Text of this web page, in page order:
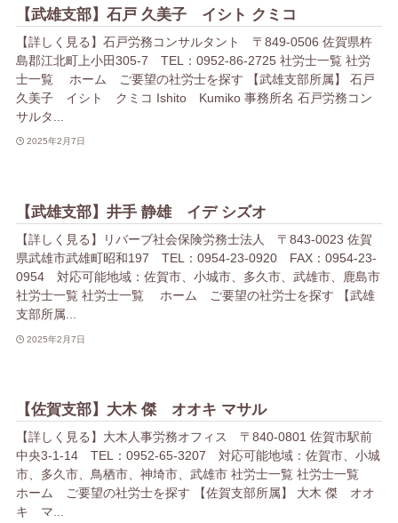
【武雄支部】石戸 久美子 イシト クミコ
【詳しく見る】石戸労務コンサルタント 〒849-0506 佐賀県杵
島郡江北町上小田305-7 TEL：0952-86-2725 社労士一覧 社労
士一覧 ホーム ご要望の社労士を探す 【武雄支部所属】 石戸
久美子 イシト クミコ Ishito Kumiko 事務所名 石戸労務コン
サルタ...
2025年2月7日
【武雄支部】井手 静雄 イデ シズオ
【詳しく見る】リバーブ社会保険労務士法人 〒843-0023 佐賀
県武雄市武雄町昭和197 TEL：0954-23-0920 FAX：0954-23-
0954 対応可能地域：佐賀市、小城市、多久市、武雄市、鹿島市
社労士一覧 社労士一覧 ホーム ご要望の社労士を探す 【武雄
支部所属...
2025年2月7日
【佐賀支部】大木 傑 オオキ マサル
【詳しく見る】大木人事労務オフィス 〒840-0801 佐賀市駅前
中央3-1-14 TEL：0952-65-3207 対応可能地域：佐賀市、小城
市、多久市、鳥栖市、神埼市、武雄市 社労士一覧 社労士一覧
ホーム ご要望の社労士を探す 【佐賀支部所属】 大木 傑 オオ
キ マ...